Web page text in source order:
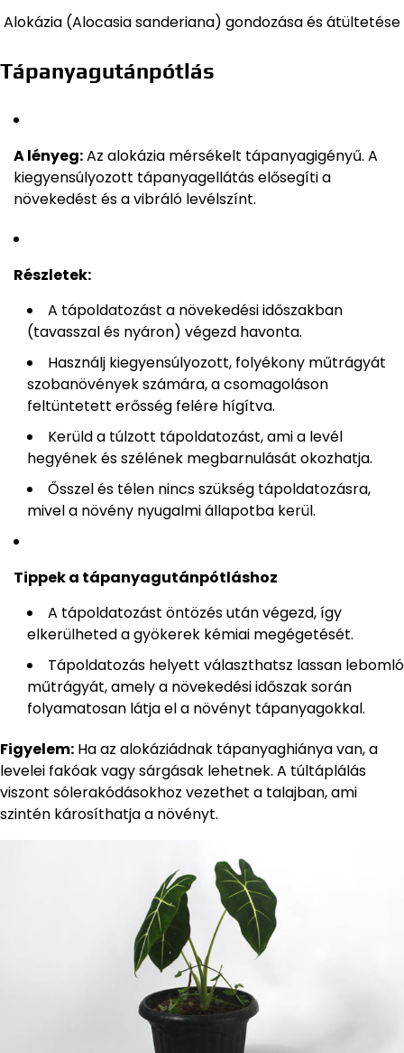
Alokázia (Alocasia sanderiana) gondozása és átültetése
Tápanyagutánpótlás
A lényeg:Az alokázia mérsékelt tápanyagigényű. A
kiegyensúlyozott tápanyagellátás elősegíti a
növekedést és a vibráló levélszínt.
Részletek:
A tápoldatozást a növekedési időszakban
(tavasszal és nyáron) végezd havonta.
Használj kiegyensúlyozott, folyékony műtrágyát
szobanövények számára, a csomagoláson
feltüntetett erősség felére hígítva.
Kerüld a túlzott tápoldatozást, ami a levél
hegyének és szélének megbarnulását okozhatja.
Ősszel és télen nincs szükség tápoldatozásra,
mivel a növény nyugalmi állapotba kerül.
Tippek a tápanyagutánpótláshoz
A tápoldatozást öntözés után végezd, így
elkerülheted a gyökerek kémiai megégetését.
Tápoldatozás helyett választhatsz lassan lebomló
műtrágyát, amely a növekedési időszak során
folyamatosan látja el a növényt tápanyagokkal.
Figyelem: Ha az alokáziádnak tápanyaghiánya van, a
levelei fakóak vagy sárgásak lehetnek. A túltáplálás
viszont sólerakódásokhoz vezethet a talajban, ami
szintén károsíthatja a növényt.